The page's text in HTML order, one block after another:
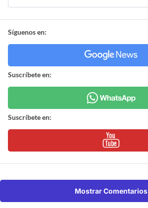
Síguenos en:
Suscríbete en:
Suscríbete en:
Mostrar Comentarios